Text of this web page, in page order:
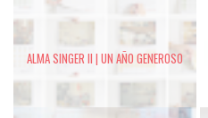
ALMA SINGER II | UN AÑO GENEROSO